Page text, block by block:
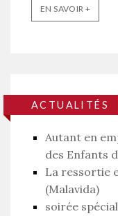
EN SAVOIR +
ACTUALITÉS
Autant en
des Enfants
La ressortie
(Malavida)
soirée